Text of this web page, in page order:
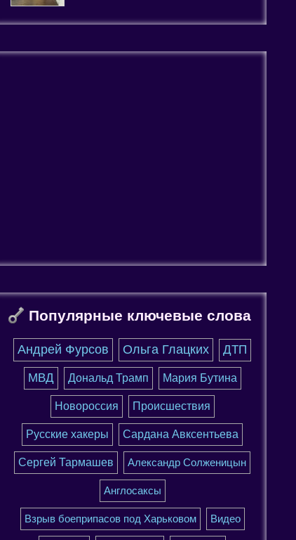
Популярные ключевые слова
Андрей Фурсов Ольга Глацких ДТП
МВД Дональд Трамп Мария Бутина
Новороссия Происшествия
Русские хакеры Сардана Авксентьева
Сергей Тармашев Александр Солженицын
Англосаксы
Взрыв боеприпасов под Харьковом Видео